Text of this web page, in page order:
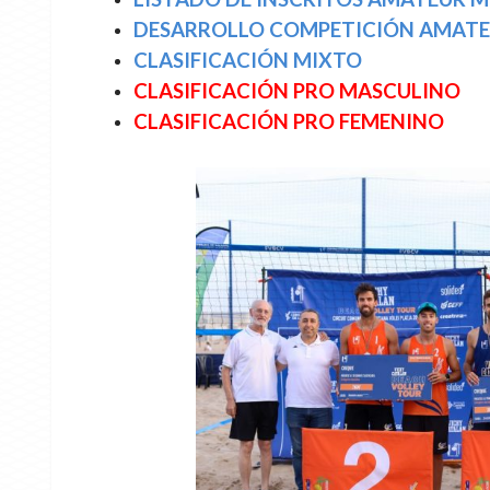
DESARROLLO COMPETICIÓN
CLASIFICACIÓN MIXTO
CLASIFICACIÓN PRO MASCULINO
CLASIFICACIÓN PRO FEMENINO